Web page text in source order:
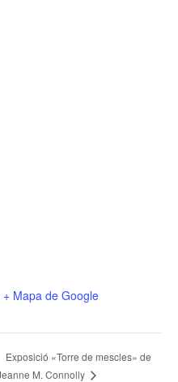
+ Mapa de Google
Exposició «Torre de mescles» de
M. Connolly